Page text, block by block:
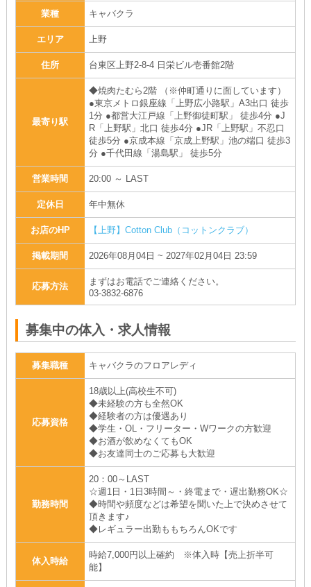
業種 キャバクラ
エリア 上野
住所 台東区上野2-8-4 日栄ビル壱番館2階
最寄り駅
◆焼肉たむら2階 （※仲町通りに面しています）
●東京メトロ銀座線「上野広小路駅」A3出口 徒歩
1分 ●都営大江戸線「上野御徒町駅」 徒歩4分 ●J
R「上野駅」北口 徒歩4分 ●JR「上野駅」不忍口
徒歩5分 ●京成本線「京成上野駅」池の端口 徒歩3
分 ●千代田線「湯島駅」 徒歩5分
営業時間 20:00 ～ LAST
定休日 年中無休
お店のHP 【上野】Cotton Club（コットンクラブ）
掲載期間 2026年08月04日 ~ 2027年02月04日 23:59
応募方法
まずはお電話でご連絡ください。
03-3832-6876
募集中の体入・求人情報
募集職種 キャバクラのフロアレディ
応募資格
18歳以上(高校生不可)
◆未経験の方も全然OK
◆経験者の方は優遇あり
◆学生・OL・フリーター・Wワークの方歓迎
◆お酒が飲めなくてもOK
◆お友達同士のご応募も大歓迎
勤務時間
20：00～LAST
☆週1日・1日3時間～・終電まで・遅出勤務OK☆
◆時間や頻度などは希望を聞いた上で決めさせて
頂きます♪
◆レギュラー出勤ももちろんOKです
体入時給
時給7,000円以上確約 ※体入時【売上折半可
能】